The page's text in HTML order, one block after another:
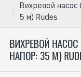
Вихревой
5 м) Rudes
ВИХРЕВОЙ
НАПОР: 35 М)